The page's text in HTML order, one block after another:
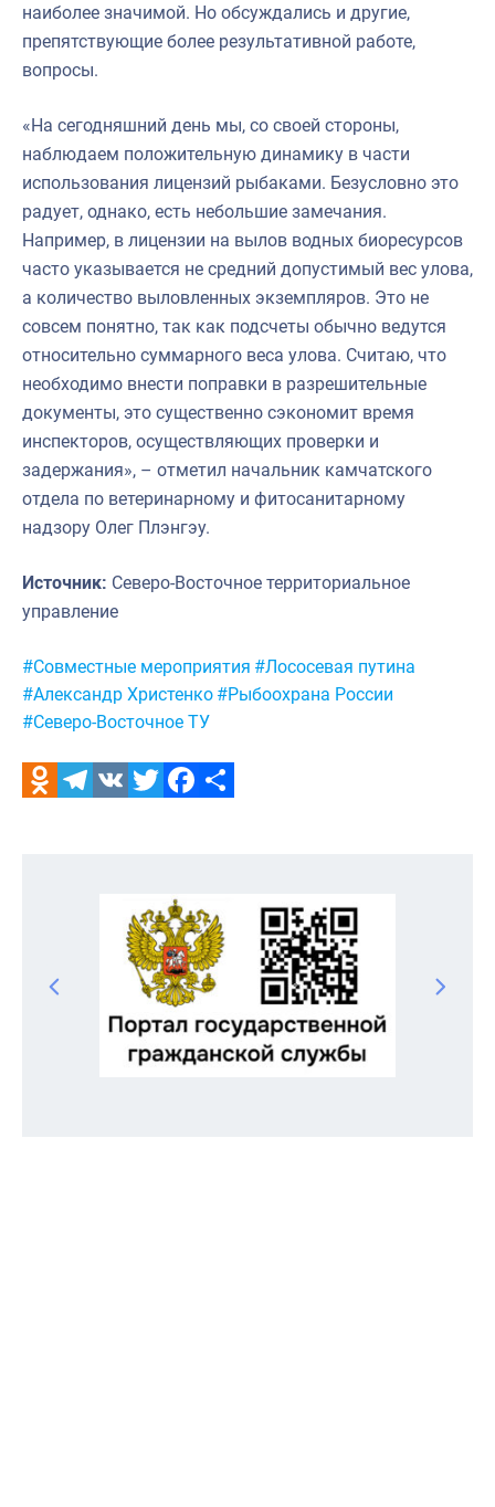
наиболее значимой. Но обсуждались и другие,
препятствующие более результативной работе,
вопросы.
«На сегодняшний день мы, со своей стороны,
наблюдаем положительную динамику в части
использования лицензий рыбаками. Безусловно это
радует, однако, есть небольшие замечания.
Например, в лицензии на вылов водных биоресурсов
часто указывается не средний допустимый вес улова,
а количество выловленных экземпляров. Это не
совсем понятно, так как подсчеты обычно ведутся
относительно суммарного веса улова. Считаю, что
необходимо внести поправки в разрешительные
документы, это существенно сэкономит время
инспекторов, осуществляющих проверки и
задержания», – отметил начальник камчатского
отдела по ветеринарному и фитосанитарному
надзору Олег Плэнгэу.
Источник: Северо-Восточное территориальное
управление
Метки:
#Совместные мероприятия #Лососевая путина
#Александр Христенко #Рыбоохрана России
#Северо-Восточное ТУ